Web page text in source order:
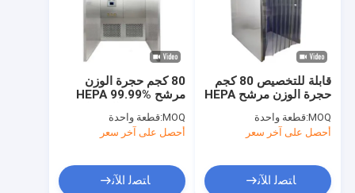
80 كجم حجرة الوزن
مرشح HEPA 99.99%
السلبي من الفولاذ
المقاوم للصدأ للغرفة
MOQ: قطعة واحدة
أحصل على آخر سعر
ﺎﺘﺼﻟ ﺍﻶﻧ
قابلة للتخصيص 80 كجم
حجرة الوزن مرشح HEPA
حجرة التوزيع في الصيدلة
MOQ: قطعة واحدة
أحصل على آخر سعر
ﺎﺘﺼﻟ ﺍﻶﻧ